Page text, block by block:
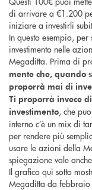
di arrivare a €1.200
iniziare a investirli
In questo esempio,
investimento nelle
Megaditta. Prima di
mente che, quando
proporrà mai di
Ti proporrà invece
investimento, che
interno c’è un mix di
per rendere più
usare le azioni della
spiegazione vale
Il grafico qui sotto
Megaditta da